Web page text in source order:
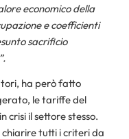
economico della
e coefficienti
sacrificio
ha però fatto
le tariffe del
crisi il settore stesso.
tutti i criteri da